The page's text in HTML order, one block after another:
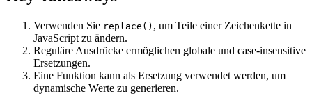
Verwenden Sie replace() , um Teile einer Zeichenkette in
JavaScript zu ändern.
Reguläre Ausdrücke ermöglichen globale und case-insensitive
Ersetzungen.
Eine Funktion kann als Ersetzung verwendet werden, um
dynamische Werte zu generieren.